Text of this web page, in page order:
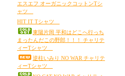
エスエフ オーガニックコットンTシ
ャツ
HIT IT Tシャツ
東陽片岡 平和はどこへ行っち
まったんだこの野郎！！！ チャリテ
ィーTシャツ
逆柱いみり NO WAR チャリテ
ィーTシャツ